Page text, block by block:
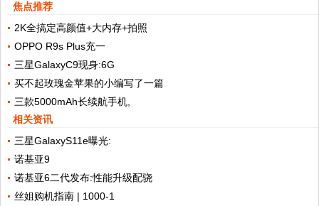
焦点推荐
2K全搞定高颜值+大内存+拍照
OPPO R9s Plus充一
三星GalaxyC9现身:6G
买不起玫瑰金苹果的小编写了一篇
三款5000mAh长续航手机,
相关资讯
三星GalaxyS11e曝光:
诺基亚9
诺基亚6二代发布:性能升级配骁
丝姐购机指南 | 1000-1